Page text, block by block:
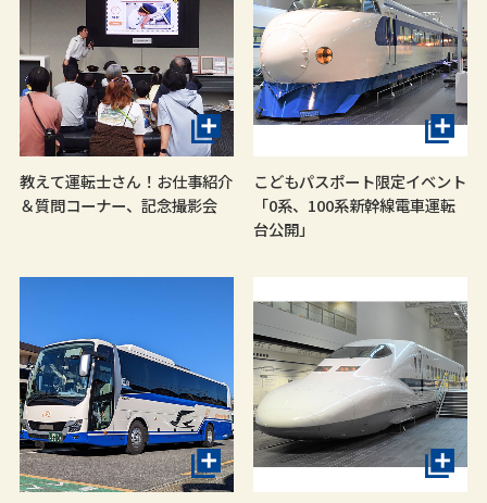
教えて運転士さん！お仕事紹介
＆質問コーナー、記念撮影会
こどもパスポート限定イベント
「0系、100系新幹線電車運転
台公開」